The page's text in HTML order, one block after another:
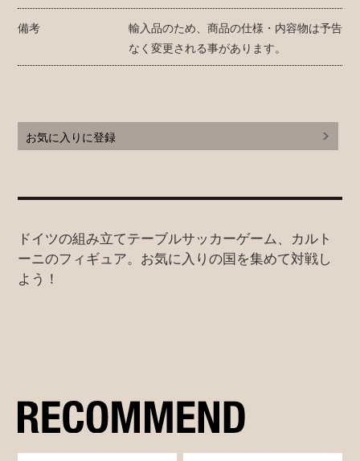
備考
輸入品のため、商品の仕様・内容物は予告
なく変更される事があります。
お気に入りに登録
ドイツの組み立てテーブルサッカーゲーム、カルト
ーニのフィギュア。お気に入りの国を集めて対戦し
よう！